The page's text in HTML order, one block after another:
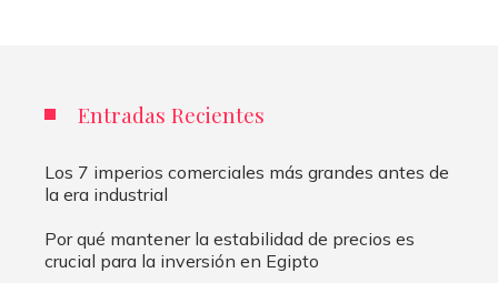
Entradas Recientes
Los 7 imperios comerciales más grandes antes de
la era industrial
Por qué mantener la estabilidad de precios es
crucial para la inversión en Egipto